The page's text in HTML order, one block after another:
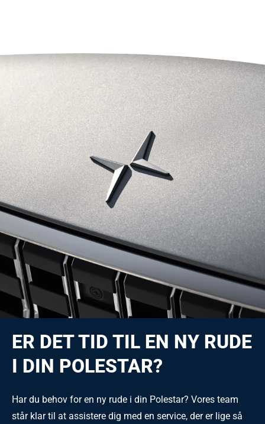
ER DET TID TIL EN NY RUDE
I DIN POLESTAR?
Har du behov for en ny rude i din Polestar? Vores team
står klar til at assistere dig med en service, der er lige så